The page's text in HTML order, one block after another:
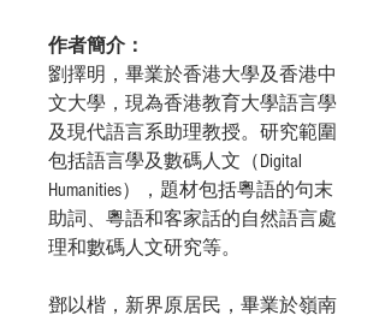
作者簡介：
劉擇明 ，畢業於香港大學及香港中
文大學，現為香港教育大學語言學
及現代語言系助理教授。研究範圍
包括語言學及數碼人文（Digital
Humanities），題材包括粵語的句末
助詞、粵語和客家話的自然語言處
理和數碼人文研究等。
鄧以楷 ，新界原居民，畢業於嶺南